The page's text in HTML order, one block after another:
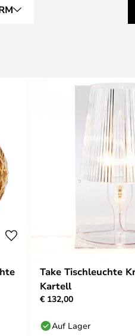
Take Tischleuchte
Kartell
€ 132,00
Auf Lager